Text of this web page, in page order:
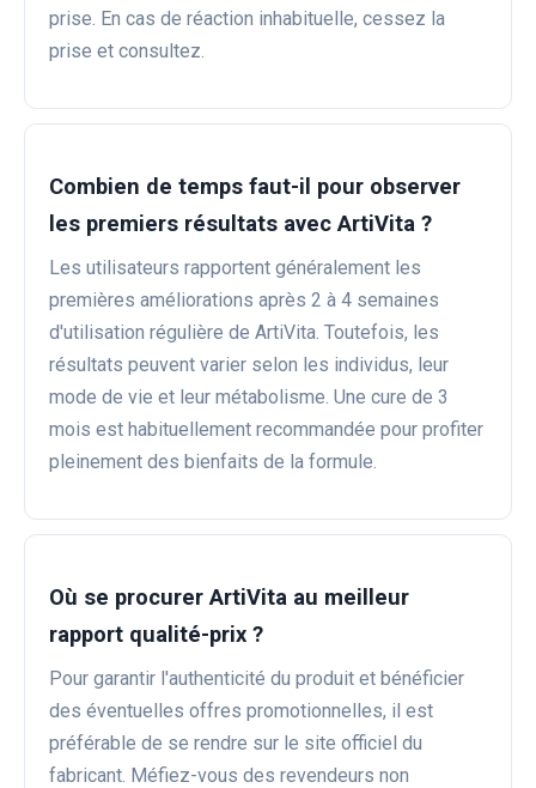
prise. En cas de réaction inhabituelle, cessez la
prise et consultez.
Combien de temps faut-il pour observer
les premiers résultats avec ArtiVita ?
Les utilisateurs rapportent généralement les
premières améliorations après 2 à 4 semaines
d'utilisation régulière de ArtiVita. Toutefois, les
résultats peuvent varier selon les individus, leur
mode de vie et leur métabolisme. Une cure de 3
mois est habituellement recommandée pour profiter
pleinement des bienfaits de la formule.
Où se procurer ArtiVita au meilleur
rapport qualité-prix ?
Pour garantir l'authenticité du produit et bénéficier
des éventuelles offres promotionnelles, il est
préférable de se rendre sur le site officiel du
fabricant. Méfiez-vous des revendeurs non